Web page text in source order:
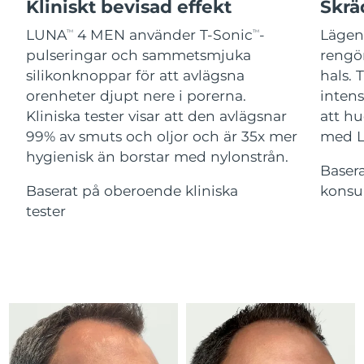
Kliniskt bevisad effekt
LUNATM 4 MEN använder T-SonicTM-
pulseringar och sammetsmjuka
silikonknoppar för att avlägsna
orenheter djupt nere i porerna.
Kliniska tester visar att den avlägsnar
99% av smuts och oljor och är 35x mer
hygienisk än borstar med nylonstrån.
Baserat på oberoende kliniska
tester
hals.
att
med
For healthy hair
18% PAP
Handla allt
FOREO APP
Italien Förväntad leverans 8/10/26
Japan Förväntad leverans 8/13/26
Jersey Förväntad leverans 8/15/26
8/12/26
Kuwait
Litauen Förväntad leverans8/10/26